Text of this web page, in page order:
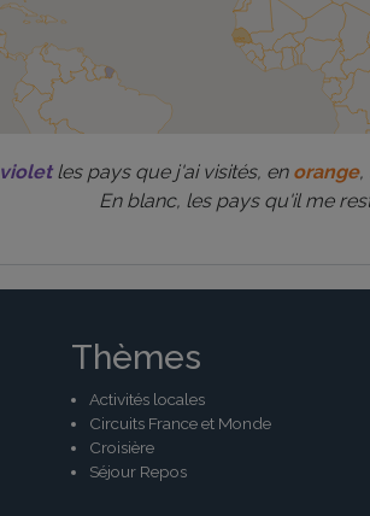
violetles pays que j'ai visités, en orange,
En blanc, les pays qu'il me
Thèmes
Activités locales
Circuits France et Monde
Croisière
Séjour Repos